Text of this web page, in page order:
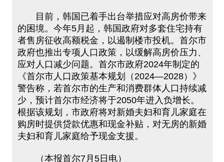
目前，韩国已着手出台举措应对高房价带来
的困境。今年5月起，韩国政府对多套住宅持有
者售房征收高额税金，以遏制楼市投机。首尔市
政府也推出专项人口政策，以缓解高房价压力、
应对人口减少问题。首尔市政府2024年制定的
《首尔市人口政策基本规划（2024—2028）》
警告称，若首尔市的生产和消费群体人口持续减
少，预计首尔市经济将于2050年进入负增长。
根据该规划，市政府将对新婚夫妇和育儿家庭在
购房时提供贷款优惠和现金补贴，对无房的新婚
夫妇和育儿家庭给予现金支援。
（本报首尔7月5日电）